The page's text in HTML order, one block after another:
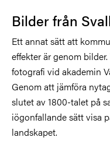
Bilder från
Ett annat sätt att
effekter är genom
fotografi vid akademin
Genom att jämföra
slutet av 1800-talet på
iögonfallande sätt visa
landskapet.